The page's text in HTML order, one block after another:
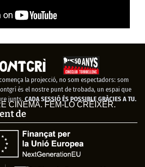
la projecció, no som espectadors: som
és el nostre punt de trobada, un espai que
junts. CADA SESSIÓ ÉS POSSIBLE GRÀCIES A TU.
CINEMA. FEM-LO CRÉIXER.
de